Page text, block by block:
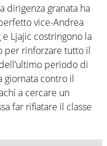
dirigenza granata ha
vice-Andrea
Ljajic costringono la
per rinforzare tutto il
periodo di
giornata contro il
a cercare un
far rifiatare il classe